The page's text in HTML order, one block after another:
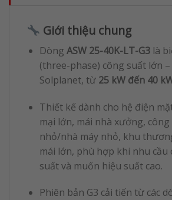
Giới thiệu chung
Dòng ASW 25-40K-LT-G3là
(three-phase) công suất lớn
Solplanet, từ 25 kW đến 40
Thiết kế dành cho hệ điện
mại lớn, mái nhà xưởng,
nhỏ/nhà máy nhỏ, khu
mái lớn, phù hợp khi nhu cầu
suất và muốn hiệu suất cao.
Phiên bản G3 cải tiến từ các